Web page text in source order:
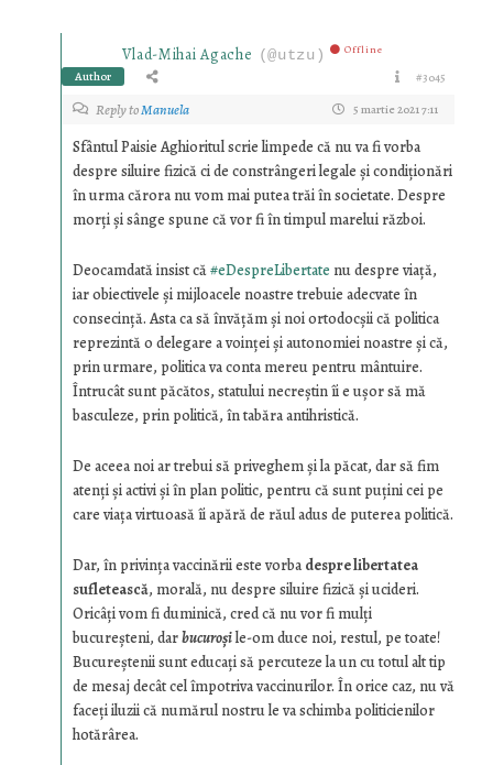
Vlad-Mihai Agache (@utzu) Offline
Author #3045
Reply toManuela 5 martie 2021 7:11
Sfântul Paisie Aghioritul scrie limpede că nu va fi vorba
despre siluire fizică ci de constrângeri legale și condiționări
în urma cărora nu vom mai putea trăi în societate. Despre
morți și sânge spune că vor fi în timpul marelui război.
Deocamdată insist că#eDespreLibertate nu despre viață,
iar obiectivele și mijloacele noastre trebuie adecvate în
consecință. Asta ca să învățăm și noi ortodocșii că politica
reprezintă o delegare a voinței și autonomiei noastre și că,
prin urmare, politica va conta mereu pentru mântuire.
Întrucât sunt păcătos, statului necreştin îi e ușor să mă
basculeze, prin politică, în tabăra antihristică.
De aceea noi ar trebui să priveghem și la păcat, dar să fim
atenți și activi și în plan politic, pentru că sunt puțini cei pe
care viața virtuoasă îi apără de răul adus de puterea politică.
Dar, în privința vaccinării este vorba despre libertatea
sufletească, morală, nu despre siluire fizică și ucideri.
Oricâți vom fi duminică, cred că nu vor fi mulţi
bucureşteni, darbucuroșile-om duce noi, restul, pe toate!
Bucureştenii sunt educaţi să percuteze la un cu totul alt tip
de mesaj decât cel împotriva vaccinurilor. În orice caz, nu vă
faceți iluzii că numărul nostru le va schimba politicienilor
hotărârea.